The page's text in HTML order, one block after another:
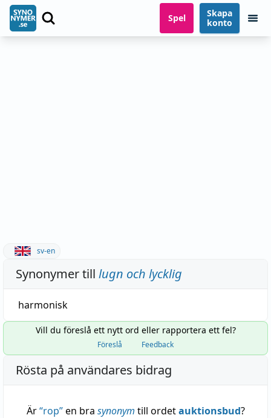
Spel
Skapa
konto
sv-en
Synonymer till lugn och lycklig
harmonisk
Vill du föreslå ett nytt ord eller rapportera ett fel?
Föreslå Feedback
Rösta på användares bidrag
Är“rop”en bra synonym till ordetauktionsbud?